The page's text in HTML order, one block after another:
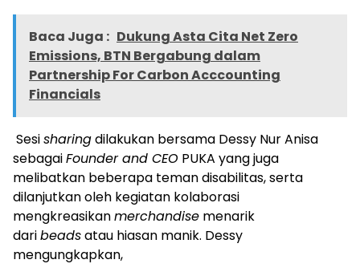
Baca Juga : Dukung Asta Cita Net Zero
Emissions, BTN Bergabung dalam
Partnership For Carbon Acccounting
Financials
Sesisharingdilakukan bersama Dessy Nur Anisa
sebagaiFounder and CEO PUKA yang juga
melibatkan beberapa teman disabilitas, serta
dilanjutkan oleh kegiatan kolaborasi
mengkreasikanmerchandise menarik
daribeadsatau hiasan manik. Dessy
mengungkapkan,